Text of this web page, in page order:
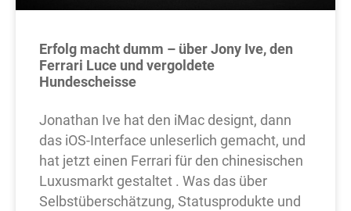
Erfolg macht dumm – über Jony Ive, den
Ferrari Luce und vergoldete
Hundescheisse
Jonathan Ive hat den iMac designt, dann
das iOS-Interface unleserlich gemacht, und
hat jetzt einen Ferrari für den chinesischen
Luxusmarkt gestaltet . Was das über
Selbstüberschätzung, Statusprodukte und